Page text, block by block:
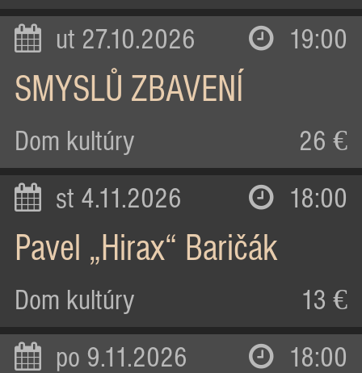
ut 27.10.2026 19:00
SMYSLŮ ZBAVENÍ
Dom kultúry 26 €
st 4.11.2026 18:00
Pavel „Hirax“ Baričák
Dom kultúry 13 €
po 9.11.2026 18:00